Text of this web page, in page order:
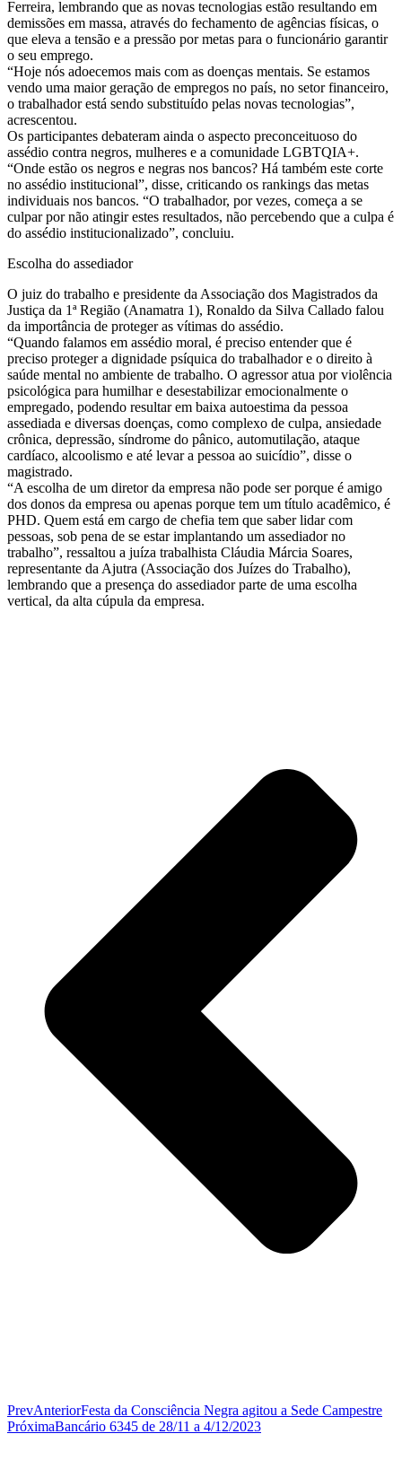
Ferreira, lembrando que as novas tecnologias estão resultando em
demissões em massa, através do fechamento de agências físicas, o
que eleva a tensão e a pressão por metas para o funcionário garantir
o seu emprego.
“Hoje nós adoecemos mais com as doenças mentais. Se estamos
vendo uma maior geração de empregos no país, no setor financeiro,
o trabalhador está sendo substituído pelas novas tecnologias”,
acrescentou.
Os participantes debateram ainda o aspecto preconceituoso do
assédio contra negros, mulheres e a comunidade LGBTQIA+.
“Onde estão os negros e negras nos bancos? Há também este corte
no assédio institucional”, disse, criticando os rankings das metas
individuais nos bancos. “O trabalhador, por vezes, começa a se
culpar por não atingir estes resultados, não percebendo que a culpa é
do assédio institucionalizado”, concluiu.
Escolha do assediador
O juiz do trabalho e presidente da Associação dos Magistrados da
Justiça da 1ª Região (Anamatra 1), Ronaldo da Silva Callado falou
da importância de proteger as vítimas do assédio.
“Quando falamos em assédio moral, é preciso entender que é
preciso proteger a dignidade psíquica do trabalhador e o direito à
saúde mental no ambiente de trabalho. O agressor atua por violência
psicológica para humilhar e desestabilizar emocionalmente o
empregado, podendo resultar em baixa autoestima da pessoa
assediada e diversas doenças, como complexo de culpa, ansiedade
crônica, depressão, síndrome do pânico, automutilação, ataque
cardíaco, alcoolismo e até levar a pessoa ao suicídio”, disse o
magistrado.
“A escolha de um diretor da empresa não pode ser porque é amigo
dos donos da empresa ou apenas porque tem um título acadêmico, é
PHD. Quem está em cargo de chefia tem que saber lidar com
pessoas, sob pena de se estar implantando um assediador no
trabalho”, ressaltou a juíza trabalhista Cláudia Márcia Soares,
representante da Ajutra (Associação dos Juízes do Trabalho),
lembrando que a presença do assediador parte de uma escolha
vertical, da alta cúpula da empresa.
PrevAnteriorFesta da Consciência Negra agitou a Sede Campestre
PróximaBancário 6345 de 28/11 a 4/12/2023